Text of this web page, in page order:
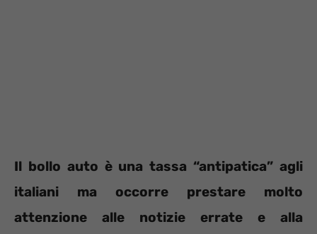
Il bollo auto è una tassa “antipatica” agli
italiani ma occorre prestare molto
attenzione alle notizie errate e alla